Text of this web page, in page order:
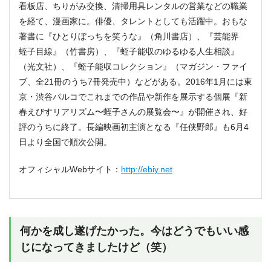
看板店、ちりがみ交換、清掃用具レンタルの営業などの職業
を経て、漫画家に。俳優、タレントとしても活躍中。おもな
著書に『ひとりぼっちを笑うな』（角川書店）、『芸能界
蛭子目線』（竹書房）、『蛭子能収のゆるゆる人生相談』
（光文社）、『蛭子能収コレクション』（マガジン・ファイ
ブ、全21冊のうち7冊発売中）などがある。2016年1月には東
京・渋谷パルコでこれまでの作品や新作を展示する個展『新
春えびすリアリズム〜蛭子さんの展覧会〜』が開催され、好
評のうちに終了。長編映画初主演となる『任侠野郎』も6月4
日より全国で順次公開。
オフィシャルWebサイト： http://ebiy.net
何かを成し遂げたかった。今はどうでもいい感
じになってきましたけど（笑）